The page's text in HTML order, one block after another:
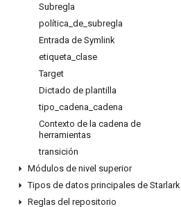
Subregla
política de subregla
Entrada de Symlink
etiqueta clase
Target
Dictado de plantilla
tipo cadena cadena
Contexto de la cadena de
herramientas
transición
Módulos de nivel superior
Tipos de datos principales de Starlark
Reglas del repositorio